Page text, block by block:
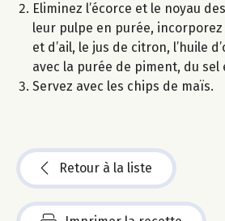
Eliminez l’écorce et le noyau
leur pulpe en purée, incorporez
et d’ail, le jus de citron, l’huile
avec la purée de piment, du sel
Servez avec les chips de maïs.
Retour à la liste